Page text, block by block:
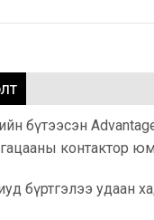
бүтээсэн
контактор
бүртгэлээ удаан